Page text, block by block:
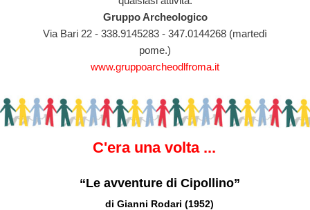
Gruppo Archeologico
Via Bari 22 - 338.9145283 - 347.0144268 (martedì
pome.)
www.gruppoarcheodlfroma.it
C'era una volta ...
“Le avventure di Cipollino”
di Gianni Rodari (1952)